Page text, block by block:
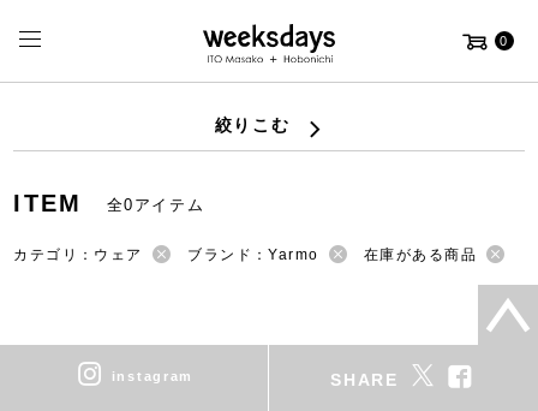
0
絞りこむ
ITEM 全0アイテム
カテゴリ：ウェア ブランド：Yarmo 在庫がある商品
instagram SHARE